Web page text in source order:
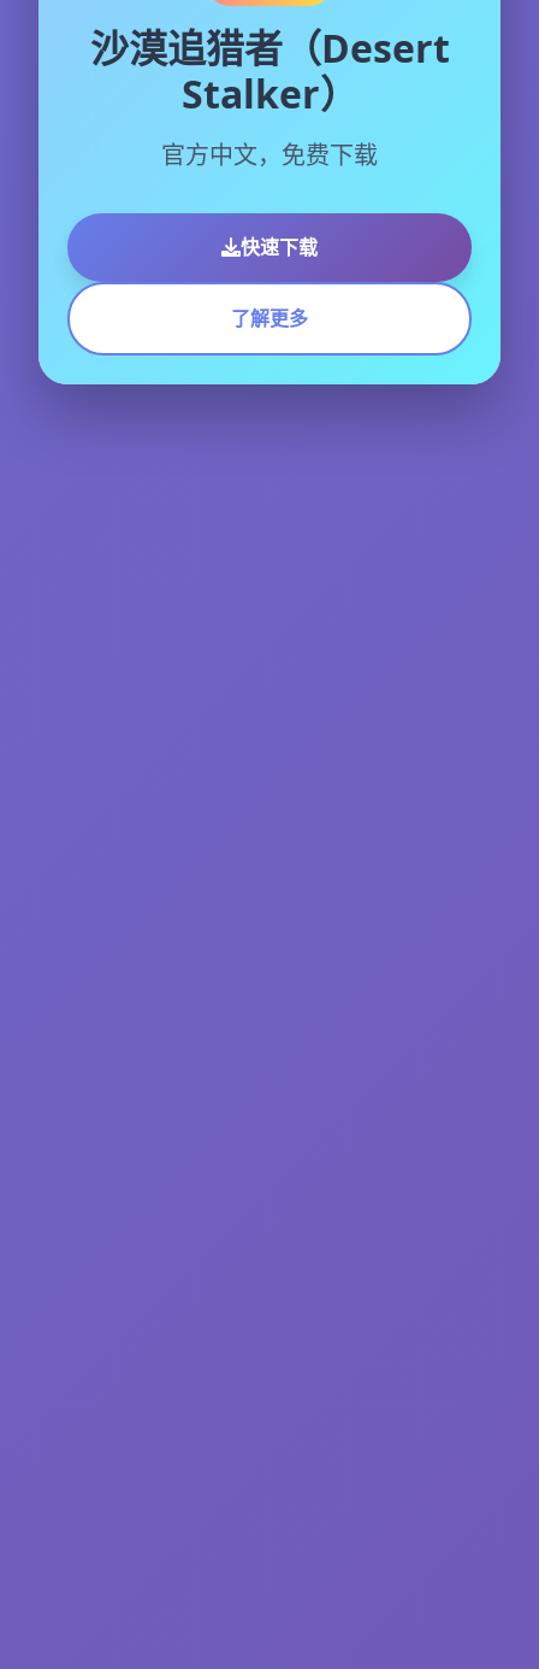
沙漠追猎者（Desert
Stalker）
官方中文，免费下载
快速下载
了解更多